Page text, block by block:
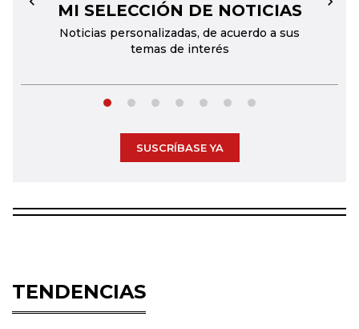
MI SELECCIÓN DE NOTICIAS
Noticias personalizadas, de acuerdo a sus
temas de interés
← →
SUSCRÍBASE YA
TENDENCIAS